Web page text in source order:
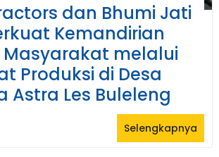
dan Bhumi Jati
Kemandirian
Masyarakat melalui
Produksi di Desa
Astra Les Buleleng
Selengkapnya